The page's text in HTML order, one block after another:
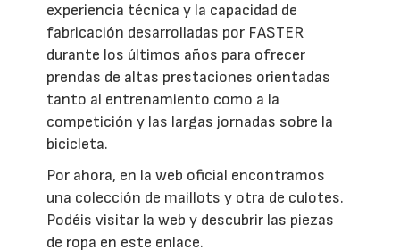
experiencia técnica y la capacidad de
fabricación desarrolladas por FASTER
durante los últimos años para ofrecer
prendas de altas prestaciones orientadas
tanto al entrenamiento como a la
competición y las largas jornadas sobre la
bicicleta.
Por ahora, en la web oficial encontramos
una colección de maillots y otra de culotes.
Podéis visitar la web y descubrir las piezas
de ropa en este enlace.